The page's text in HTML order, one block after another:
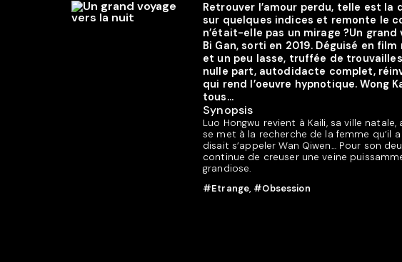
Retrouver l’amour perdu, telle est la
sur quelques indices et remonte le
n’était-elle pas un mirage ?Un
Bi Gan, sorti en 2019. Déguisé en
et un peu lasse, truffée de
nulle part, autodidacte complet,
qui rend l’oeuvre hypnotique. Wong
tous...
Synopsis
Luo Hongwu revient à Kaili, sa ville
se met à la recherche de la femme qu’il
disait s’appeler Wan Qiwen… Pour son
continue de creuser une veine
grandiose.
#Etrange, #Obsession